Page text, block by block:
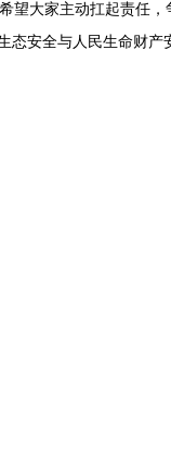
望大家主动扛起责任，
态安全与人民生命财产